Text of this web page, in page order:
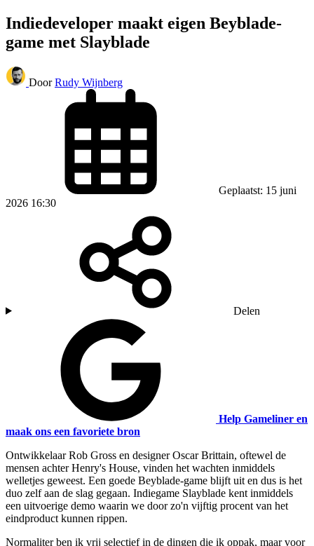
Indiedeveloper maakt eigen Beyblade-
game met Slayblade
Door Rudy Wijnberg
Geplaatst: 15 juni
2026 16:30
Delen
Help Gameliner en
maak ons een favoriete bron
Ontwikkelaar Rob Gross en designer Oscar Brittain, oftewel de
mensen achter Henry's House, vinden het wachten inmiddels
welletjes geweest. Een goede Beyblade-game blijft uit en dus is het
duo zelf aan de slag gegaan. Indiegame Slayblade kent inmiddels
een uitvoerige demo waarin we door zo'n vijftig procent van het
eindproduct kunnen rippen.
Normaliter ben ik vrij selectief in de dingen die ik oppak, maar voor